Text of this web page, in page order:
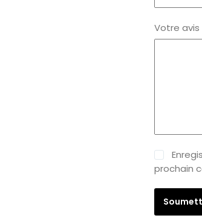
Votre avis
prochain